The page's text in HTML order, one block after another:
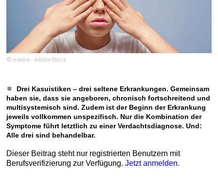
© isavira - AdobeStock
Drei Kasuistiken – drei seltene Erkrankungen. Gemeinsam
haben sie, dass sie angeboren, chronisch fortschreitend und
multisystemisch sind. Zudem ist der Beginn der Erkrankung
jeweils vollkommen unspezifisch. Nur die Kombination der
Symptome führt letztlich zu einer Verdachtsdiagnose. Und:
Alle drei sind behandelbar.
Dieser Beitrag steht nur registrierten Benutzern mit
Berufsverifizierung zur Verfügung.Jetzt anmelden.